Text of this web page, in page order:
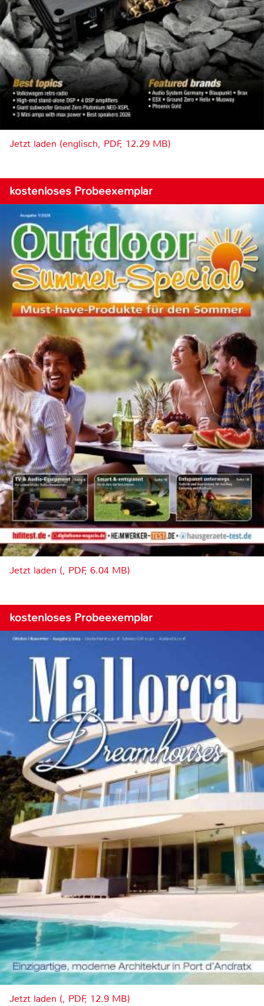
Jetzt laden (englisch, PDF, 12.29 MB)
kostenloses Probeexemplar
Jetzt laden (, PDF, 6.04 MB)
kostenloses Probeexemplar
Jetzt laden (, PDF, 12.9 MB)